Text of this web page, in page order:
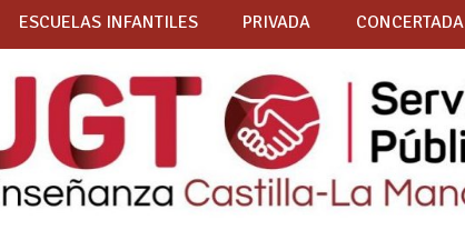
ESCUELAS INFANTILES PRIVADA CONCERTADA